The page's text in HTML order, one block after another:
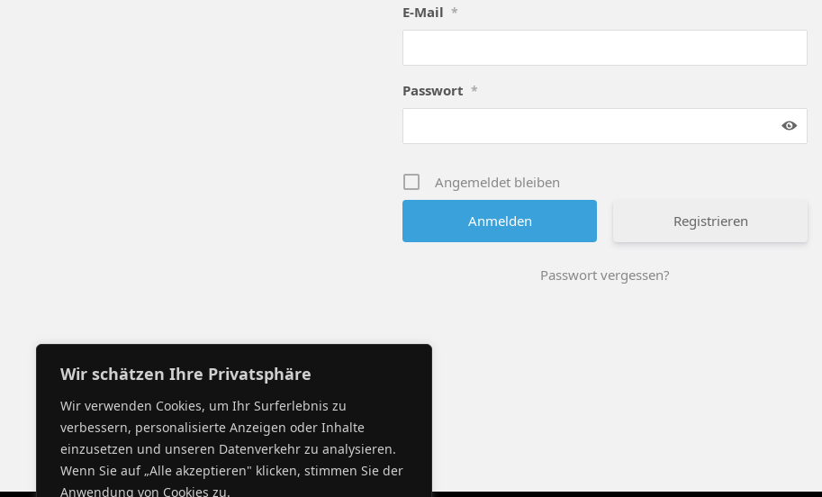
Wir schätzen Ihre Privatsphäre
Wir verwenden Cookies, um Ihr Surferlebnis zu
verbessern, personalisierte Anzeigen oder Inhalte
einzusetzen und unseren Datenverkehr zu analysieren.
Wenn Sie auf „Alle akzeptieren" klicken, stimmen Sie der
Anwendung von Cookies zu.
E-Mail *
Passwort *
Angemeldet bleiben
Registrieren
Passwort vergessen?